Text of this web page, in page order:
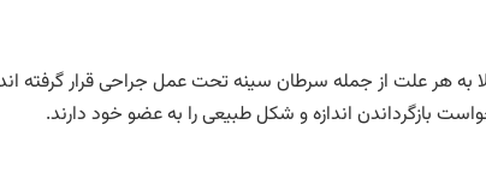
قبلا به هر علت از جمله سرطان سینه تحت عمل جراحی قرار
بازگرداندن اندازه و شكل طبيعی را به عضو خود دارند.